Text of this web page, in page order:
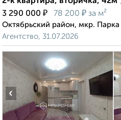
3 290 000 ₽ 78 200 ₽ за м²
Октябрьский район, мкр.
Агентство, 31.07.2026
‹